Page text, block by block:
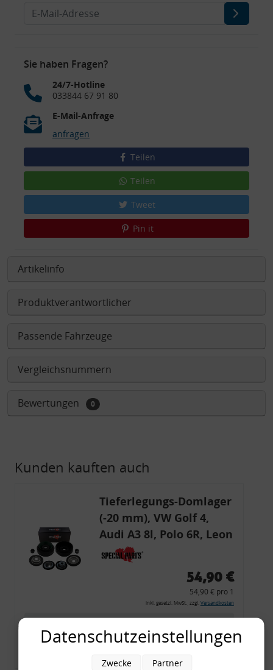
Sie haben Fragen?
24/7-Hotline
033844 67 91 80
E-Mail-Anfrage
anfragen
Teilen
Teilen
Tweet
Pin it
Artikelinfo
Produktverantwortlicher
Passende Fahrzeuge
Vergleichsnummern
Bewertungen 0
Kunden kauften auch
Tieferlegungs-Domlager
(-20 mm), VW Golf 4,
Audi A3 8l, Polo 6R, Leon
54,90 €
54,90 € pro 1
inkl. gesetzl. MwSt., zzgl. Versandkosten
Datenschutzeinstellungen
Zwecke Partner